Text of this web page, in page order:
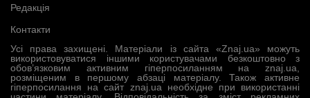
Усі права захищені. Матеріали із сайта «Znaj.ua» можуть
використовуватися іншими користувачами безкоштовно з
обов’язковим активним гіперпосиланням на znaj.ua,
розміщеним в першому абзаці матеріалу. Також активне
гіперпосилання на сайт znaj.ua необхідне при використанні
Редакція
Контакти